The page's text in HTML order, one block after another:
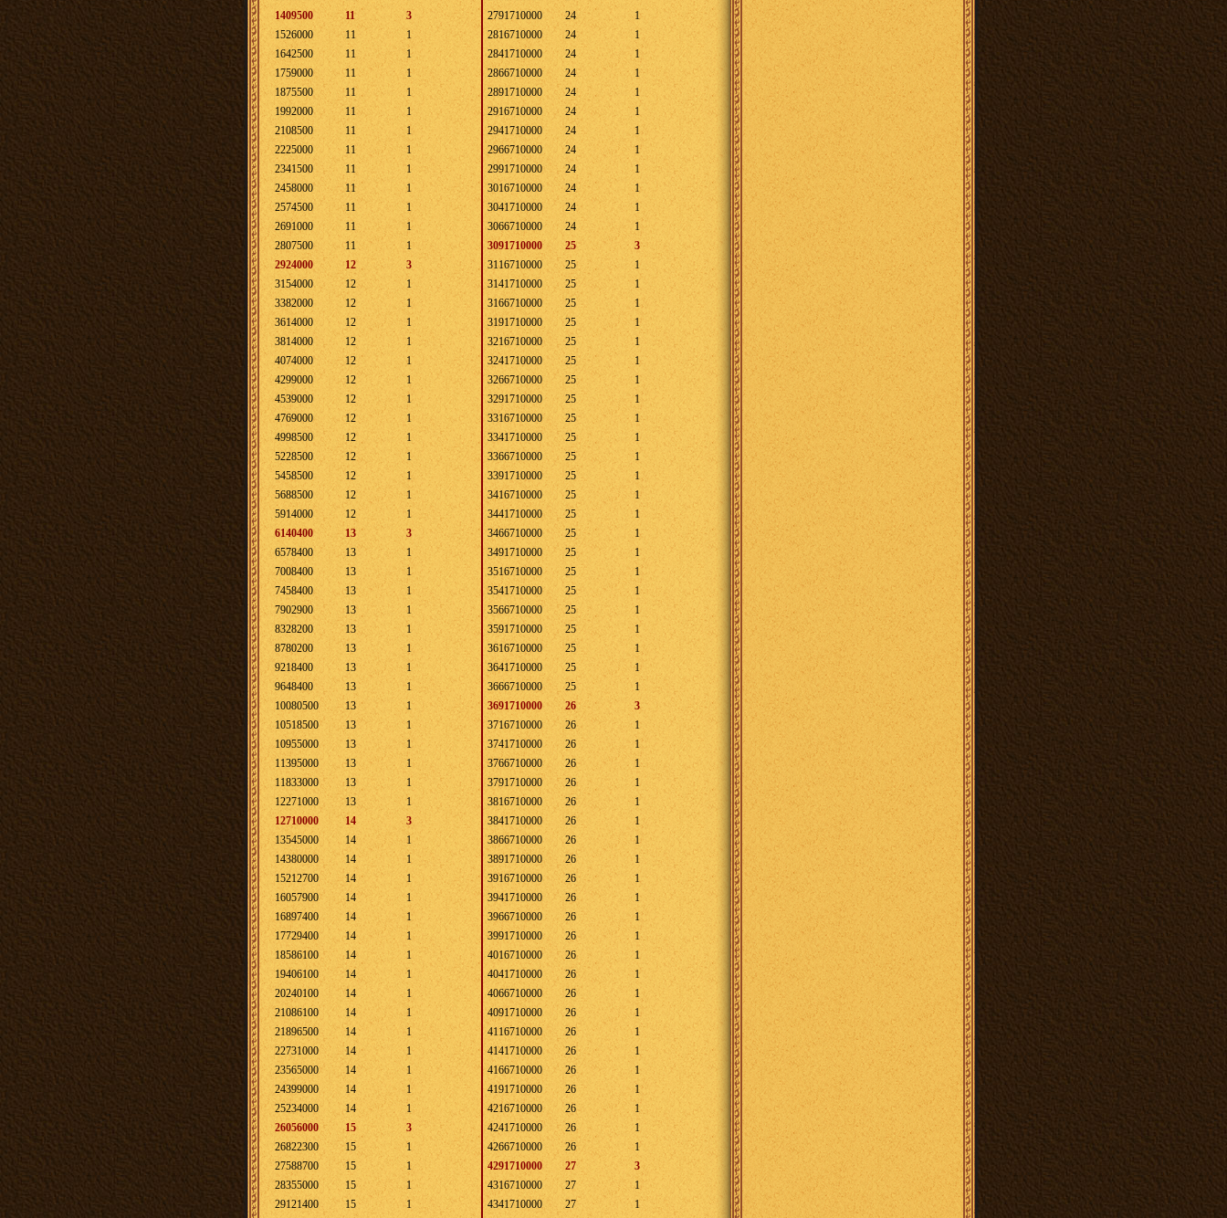
1409500
11
3
1526000
11
1
1642500
11
1
1759000
11
1
1875500
11
1
1992000
11
1
2108500
11
1
2225000
11
1
2341500
11
1
2458000
11
1
2574500
11
1
2691000
11
1
2807500
11
1
2924000
12
3
3154000
12
1
3382000
12
1
3614000
12
1
3814000
12
1
4074000
12
1
4299000
12
1
4539000
12
1
4769000
12
1
4998500
12
1
5228500
12
1
5458500
12
1
5688500
12
1
5914000
12
1
6140400
13
3
6578400
13
1
7008400
13
1
7458400
13
1
7902900
13
1
8328200
13
1
8780200
13
1
9218400
13
1
9648400
13
1
10080500
13
1
10518500
13
1
10955000
13
1
11395000
13
1
11833000
13
1
12271000
13
1
12710000
14
3
13545000
14
1
14380000
14
1
15212700
14
1
16057900
14
1
16897400
14
1
17729400
14
1
18586100
14
1
19406100
14
1
20240100
14
1
21086100
14
1
21896500
14
1
22731000
14
1
23565000
14
1
24399000
14
1
25234000
14
1
26056000
15
3
26822300
15
1
27588700
15
1
28355000
15
1
29121400
15
1
2791710000
24
1
2816710000
24
1
2841710000
24
1
2866710000
24
1
2891710000
24
1
2916710000
24
1
2941710000
24
1
2966710000
24
1
2991710000
24
1
3016710000
24
1
3041710000
24
1
3066710000
24
1
3091710000
25
3
3116710000
25
1
3141710000
25
1
3166710000
25
1
3191710000
25
1
3216710000
25
1
3241710000
25
1
3266710000
25
1
3291710000
25
1
3316710000
25
1
3341710000
25
1
3366710000
25
1
3391710000
25
1
3416710000
25
1
3441710000
25
1
3466710000
25
1
3491710000
25
1
3516710000
25
1
3541710000
25
1
3566710000
25
1
3591710000
25
1
3616710000
25
1
3641710000
25
1
3666710000
25
1
3691710000
26
3
3716710000
26
1
3741710000
26
1
3766710000
26
1
3791710000
26
1
3816710000
26
1
3841710000
26
1
3866710000
26
1
3891710000
26
1
3916710000
26
1
3941710000
26
1
3966710000
26
1
3991710000
26
1
4016710000
26
1
4041710000
26
1
4066710000
26
1
4091710000
26
1
4116710000
26
1
4141710000
26
1
4166710000
26
1
4191710000
26
1
4216710000
26
1
4241710000
26
1
4266710000
26
1
4291710000
27
3
4316710000
27
1
4341710000
27
1